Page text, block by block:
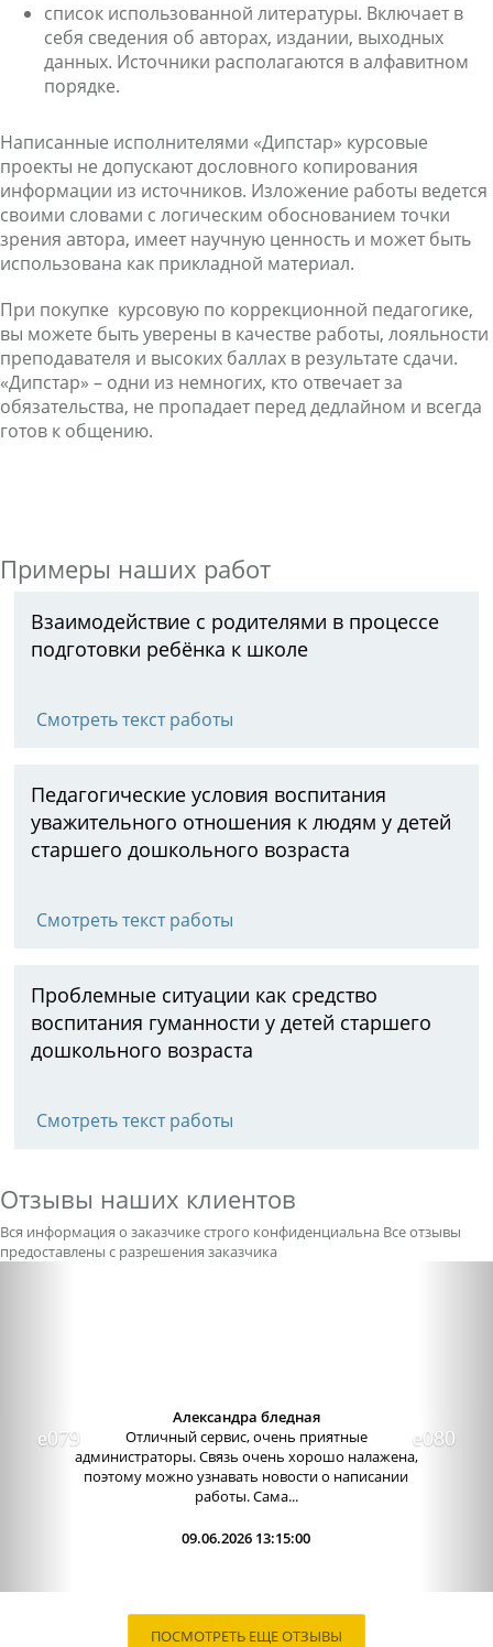
список использованной литературы. Включает в
себя сведения об авторах, издании, выходных
данных. Источники располагаются в алфавитном
порядке.
Написанные исполнителями «Дипстар» курсовые
проекты не допускают дословного копирования
информации из источников. Изложение работы ведется
своими словами с логическим обоснованием точки
зрения автора, имеет научную ценность и может быть
использована как прикладной материал.
При покупке курсовую по коррекционной педагогике,
вы можете быть уверены в качестве работы, лояльности
преподавателя и высоких баллах в результате сдачи.
«Дипстар» – одни из немногих, кто отвечает за
обязательства, не пропадает перед дедлайном и всегда
готов к общению.
Примеры наших работ
Взаимодействие с родителями в процессе
подготовки ребёнка к школе
Смотреть текст работы
Педагогические условия воспитания
уважительного отношения к людям у детей
старшего дошкольного возраста
Смотреть текст работы
Проблемные ситуации как средство
воспитания гуманности у детей старшего
дошкольного возраста
Смотреть текст работы
Отзывы наших клиентов
Вся информация о заказчике строго конфиденциальна Все отзывы
предоставлены с разрешения заказчика
Александра бледная
Отличный сервис, очень приятные
администраторы. Связь очень хорошо налажена,
поэтому можно узнавать новости о написании
работы. Сама...
09.06.2026 13:15:00
ПОСМОТРЕТЬ ЕЩЕ ОТЗЫВЫ